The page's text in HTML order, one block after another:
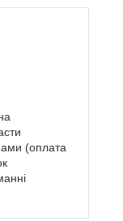
(оплата